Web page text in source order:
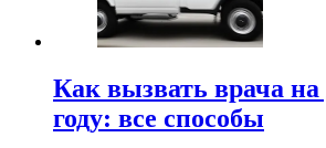
Как вызвать врача на
году: все способы